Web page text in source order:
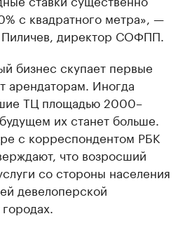
с квадратного метра», —
директор СОФПП.
бизнес скупает первые
арендаторам. Иногда
ТЦ площадью 2000–
их станет больше.
с корреспондентом РБК
что возросший
со стороны населения
девелоперской